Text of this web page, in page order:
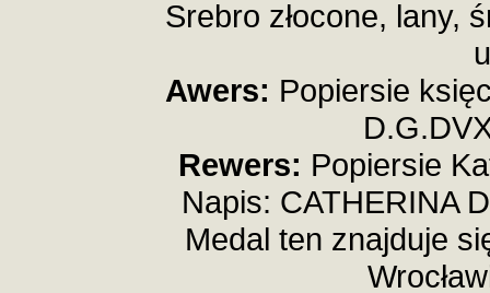
Srebro złocone, lany,
Awers: Popiersie
Rewers: Popiersie
Napis: CATHERINA
Medal ten znajduje